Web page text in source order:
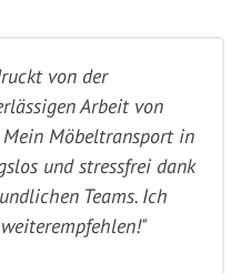
von der
Arbeit von
Mein Möbeltransport in
und stressfrei dank
Teams. Ich